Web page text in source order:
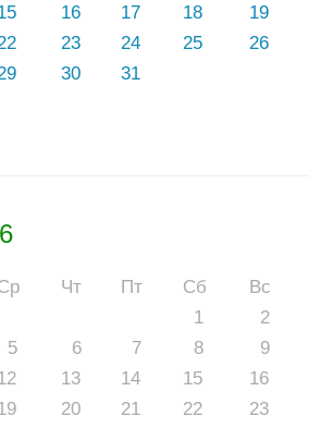
16 17 18
19
23 24 25
26
30 31
Чт Пт Сб
Вс
1
2
5 6 7 8
9
13 14 15
16
20 21 22
23